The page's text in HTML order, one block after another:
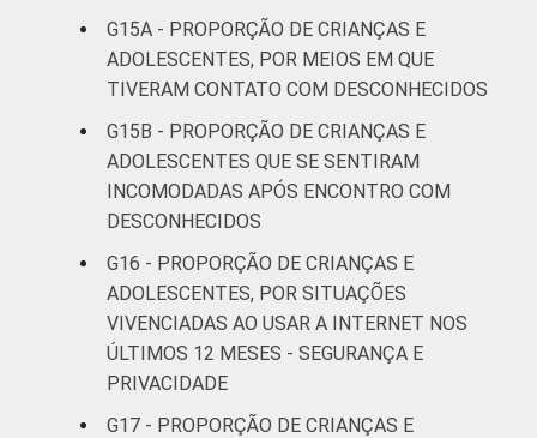
G15A - PROPORÇÃO DE CRIANÇAS E
ADOLESCENTES, POR MEIOS EM QUE
TIVERAM CONTATO COM DESCONHECIDOS
G15B - PROPORÇÃO DE CRIANÇAS E
ADOLESCENTES QUE SE SENTIRAM
INCOMODADAS APÓS ENCONTRO COM
DESCONHECIDOS
G16 - PROPORÇÃO DE CRIANÇAS E
ADOLESCENTES, POR SITUAÇÕES
VIVENCIADAS AO USAR A INTERNET NOS
ÚLTIMOS 12 MESES - SEGURANÇA E
PRIVACIDADE
G17 - PROPORÇÃO DE CRIANÇAS E